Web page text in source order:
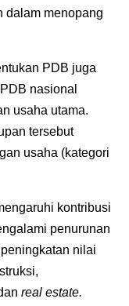
dalam menopang
PDB juga
nasional
usaha utama.
tersebut
usaha (kategori
kontribusi
penurunan
nilai
real estate.